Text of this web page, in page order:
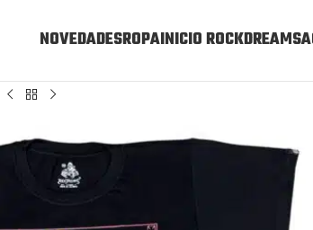
NOVEDADESROPAINICIO ROCKDREAMS